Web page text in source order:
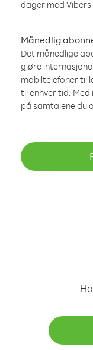
dager med Vibers
Månedlig
Det månedlige
gjøre
mobiltelefoner til
til enhver tid.
på samtalene du